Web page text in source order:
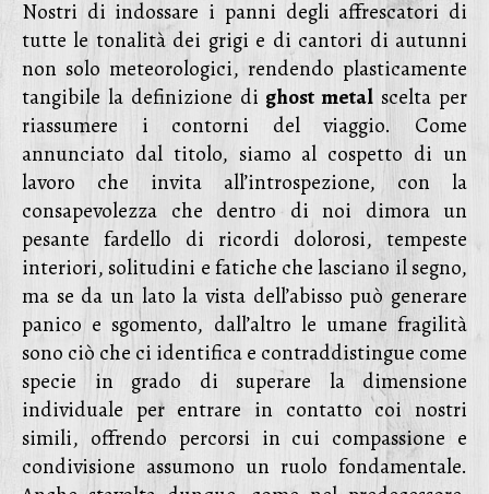
Nostri di indossare i panni degli affrescatori di
tutte le tonalità dei grigi e di cantori di autunni
non solo meteorologici, rendendo plasticamente
tangibile la definizione di ghost metal scelta per
riassumere i contorni del viaggio. Come
annunciato dal titolo, siamo al cospetto di un
lavoro che invita all’introspezione, con la
consapevolezza che dentro di noi dimora un
pesante fardello di ricordi dolorosi, tempeste
interiori, solitudini e fatiche che lasciano il segno,
ma se da un lato la vista dell’abisso può generare
panico e sgomento, dall’altro le umane fragilità
sono ciò che ci identifica e contraddistingue come
specie in grado di superare la dimensione
individuale per entrare in contatto coi nostri
simili, offrendo percorsi in cui compassione e
condivisione assumono un ruolo fondamentale.